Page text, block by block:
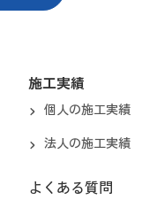
施工実績
個人の施工実績
法人の施工実績
よくある質問